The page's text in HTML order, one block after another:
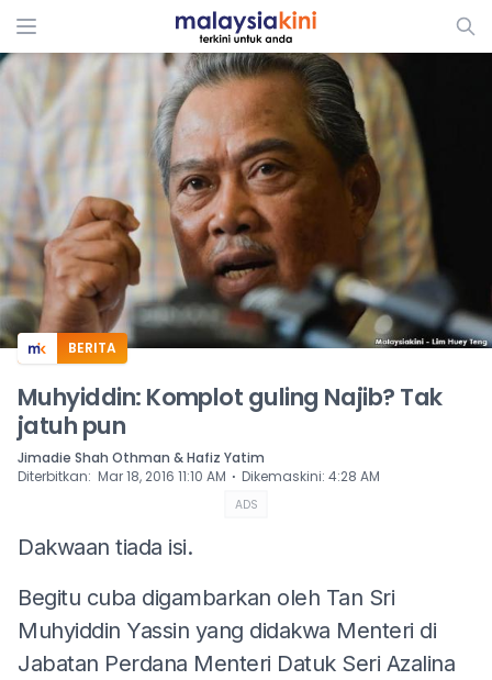
ADS
BERITA
Muhyiddin: Komplot guling Najib? Tak
jatuh pun
Jimadie Shah Othman & Hafiz Yatim
Diterbitkan: Mar 18, 2016 11:10 AM ⋅ Dikemaskini: 4:28 AM
ADS
Dakwaan tiada isi.
Begitu cuba digambarkan oleh Tan Sri
Muhyiddin Yassin yang didakwa Menteri di
Jabatan Perdana Menteri Datuk Seri Azalina